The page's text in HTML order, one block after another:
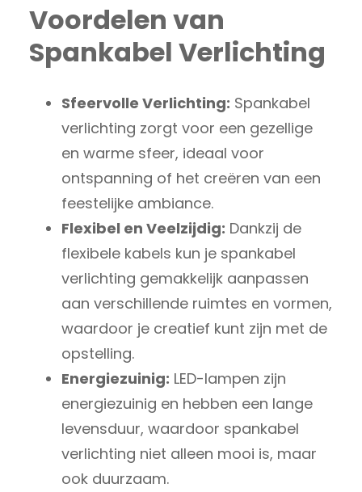
Voordelen van
Spankabel Verlichting
Sfeervolle Verlichting: Spankabel
verlichting zorgt voor een gezellige
en warme sfeer, ideaal voor
ontspanning of het creëren van een
feestelijke ambiance.
Flexibel en Veelzijdig: Dankzij de
flexibele kabels kun je spankabel
verlichting gemakkelijk aanpassen
aan verschillende ruimtes en vormen,
waardoor je creatief kunt zijn met de
opstelling.
Energiezuinig: LED-lampen zijn
energiezuinig en hebben een lange
levensduur, waardoor spankabel
verlichting niet alleen mooi is, maar
ook duurzaam.